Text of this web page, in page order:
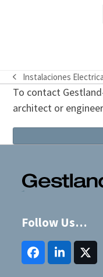
previous
post:
Instalaciones
To contact
architect or
Follow Us…
FacebookLinkedIn